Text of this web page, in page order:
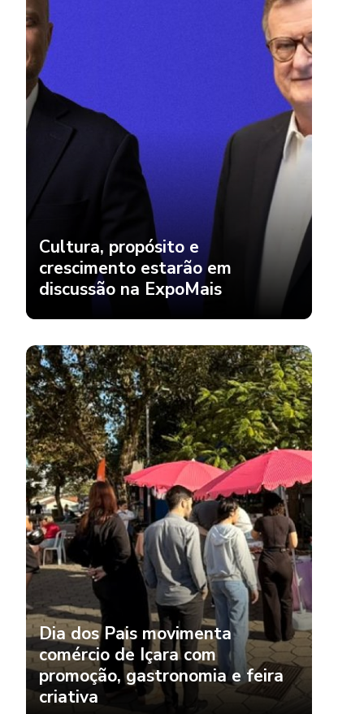
Cultura, propósito e
crescimento estarão em
discussão na ExpoMais
Dia dos Pais movimenta
comércio de Içara com
promoção, gastronomia e feira
criativa